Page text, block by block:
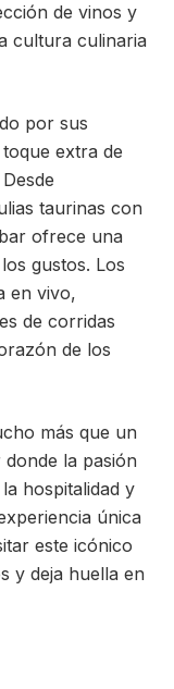
de vinos y
cultura culinaria
por sus
extra de
taurinas con
ofrece una
gustos. Los
en vivo,
de corridas
de los
más que un
la pasión
hospitalidad y
única
este icónico
y deja huella en